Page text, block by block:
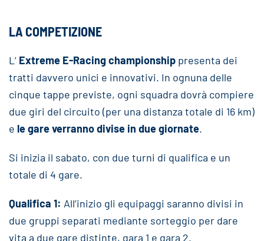
LA COMPETIZIONE
L’ Extreme E-Racing championship presenta dei
tratti davvero unici e innovativi. In ognuna delle
cinque tappe previste, ogni squadra dovrà compiere
due giri del circuito (per una distanza totale di 16 km)
e le gare verranno divise in due giornate.
Si inizia il sabato, con due turni di qualifica e un
totale di 4 gare.
Qualifica 1: All’inizio gli equipaggi saranno divisi in
due gruppi separati mediante sorteggio per dare
vita a due gare distinte, gara 1 e gara 2.